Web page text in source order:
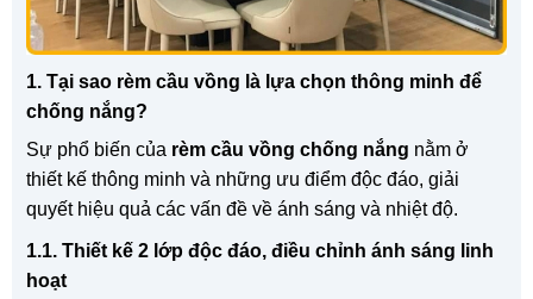
1. Tại sao rèm cầu vồng là lựa chọn thông minh để
chống nắng?
Sự phổ biến của rèm cầu vồng chống nắng nằm ở
thiết kế thông minh và những ưu điểm độc đáo, giải
quyết hiệu quả các vấn đề về ánh sáng và nhiệt độ.
1.1. Thiết kế 2 lớp độc đáo, điều chỉnh ánh sáng linh
hoạt